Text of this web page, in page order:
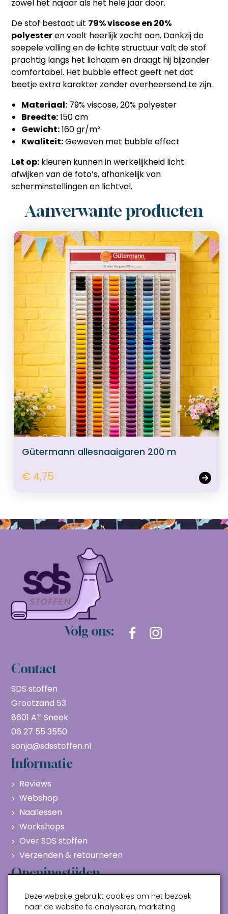
zowel het najaar als het hele jaar door.
De stof bestaat uit 79% viscose en 20%
polyesteren voelt heerlijk zacht aan. Dankzij de
soepele valling en de lichte structuur valt de stof
prachtig langs het lichaam en draagt hij bijzonder
comfortabel. Het bubble effect geeft net dat
beetje extra karakter zonder overheersend te zijn.
Materiaal: 79% viscose, 20% polyester
Breedte:150 cm
Gewicht:160 gr/m²
Kwaliteit:Geweven met bubble effect
Let op: kleuren kunnen in werkelijkheid licht
afwijken van de foto’s, afhankelijk van
scherminstellingen en lichtval.
Aanverwante producten
Gütermann allesnaaigaren 200 m
€ 4,75
Volg ons:
Contact
SDS stoffen
Grootzand 53
8601 AT Sneek
06 27 55 3550
sonja@sdsstoffen.nl
Informatie
Reviews
Webshop
Naailessen
Workshops
Over SDS stoffen
Verzenden & retourneren
Openingstijden
Maandag
Gesloten
Dinsdag
10:00 - 17:00
Deze website gebruikt cookies om het bezoek
naar de website te analyseren, marketing